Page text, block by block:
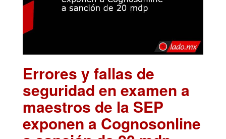
Errores y fallas de
seguridad en examen a
maestros de la SEP
exponen a Cognosonline